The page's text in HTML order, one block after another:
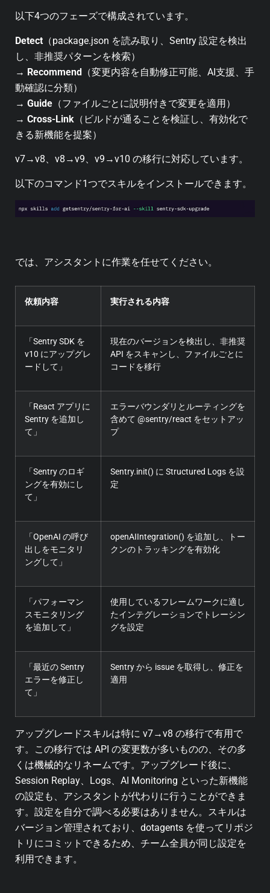
以下4つのフェーズで構成されています。
Detect （package.json を読み取り、Sentry 設定を検出
し、非推奨パターンを検索）
→ Recommend （変更内容を自動修正可能、AI支援、手
動確認に分類）
→ Guide （ファイルごとに説明付きで変更を適用）
→ Cross-Link （ビルドが通ることを検証し、有効化で
きる新機能を提案）
v7→v8、v8→v9、v9→v10 の移行に対応しています。
以下のコマンド1つでスキルをインストールできます。
では、アシスタントに作業を任せてください。
依頼内容 実行される内容
「Sentry SDK を
v10 にアップグレ
ードして」
現在のバージョンを検出し、非推奨
API をスキャンし、ファイルごとに
コードを移行
「React アプリに
Sentry を追加し
て」
エラーバウンダリとルーティングを
含めて @sentry/react をセットアッ
プ
「Sentry のロギ
ングを有効にし
て」
Sentry.init() に Structured Logs を設
定
「OpenAI の呼び
出しをモニタリ
ングして」
openAIIntegration() を追加し、トー
クンのトラッキングを有効化
「パフォーマン
スモニタリング
を追加して」
使用しているフレームワークに適し
たインテグレーションでトレーシン
グを設定
「最近の Sentry
エラーを修正し
て」
Sentry から issue を取得し、修正を
適用
アップグレードスキルは特に v7→v8 の移行で有用で
す。この移行では API の変更数が多いものの、その多
くは機械的なリネームです。アップグレード後に、
Session Replay、Logs、AI Monitoring といった新機能
の設定も、アシスタントが代わりに行うことができま
す。設定を自分で調べる必要はありません。スキルは
バージョン管理されており、dotagents を使ってリポジ
トリにコミットできるため、チーム全員が同じ設定を
利用できます。